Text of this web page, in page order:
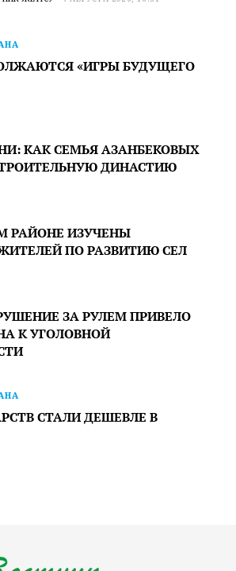
«ИГРЫ БУДУЩЕГО
КАК СЕМЬЯ АЗАНБЕКОВЫХ
ДИНАСТИЮ
РАЙОНЕ ИЗУЧЕНЫ
ПО РАЗВИТИЮ СЕЛ
ЗА РУЛЕМ ПРИВЕЛО
К УГОЛОВНОЙ
СТАЛИ ДЕШЕВЛЕ В